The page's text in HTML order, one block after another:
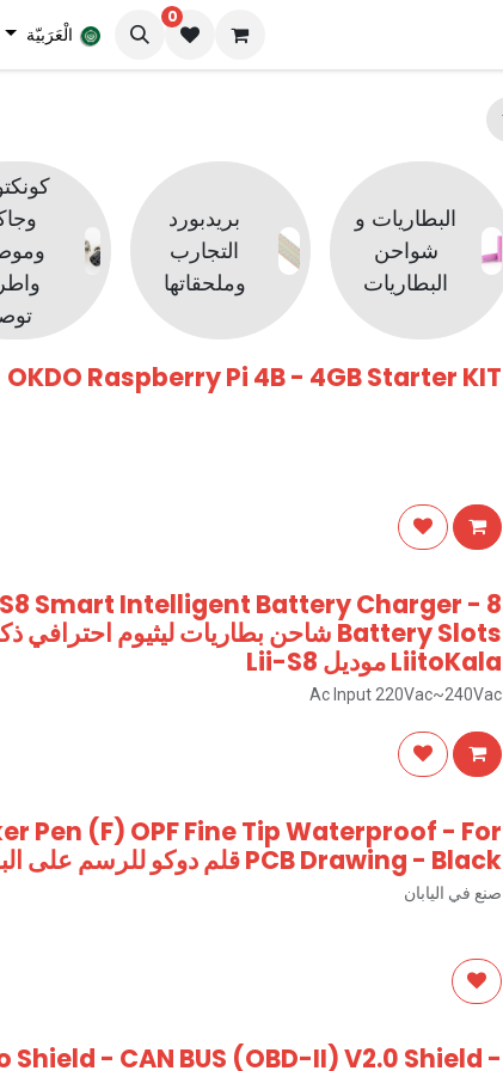
0
الْعَرَبيّة
البطاريات و
شواحن
البطاريات
بريدبورد
التجارب
وملحقاتها
OKDO Raspberry Pi 4B - 4GB Starter KIT
Smart Intelligent Battery Charger - 8
LiitoKala موديل Lii-S8
Ac Input 220Vac~240Vac
Pen (F) OPF Fine Tip Waterproof - For
PCB Drawing - Black قلم دوكو للرسم على البورد سنومان (F)
صنع في اليابان
Shield - CAN BUS (OBD-II) V2.0 Shield -